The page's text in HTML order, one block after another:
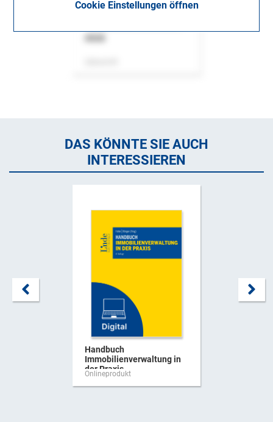
Cookie Einstellungen öffnen
DAS KÖNNTE SIE AUCH
INTERESSIEREN
Handbuch
Immobilienverwaltung in
der Praxis
Onlineprodukt